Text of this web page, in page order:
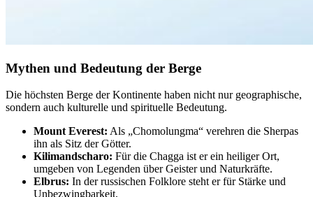
Mythen und Bedeutung der Berge
Die höchsten Berge der Kontinente haben nicht nur geographische,
sondern auch kulturelle und spirituelle Bedeutung.
Mount Everest: Als „Chomolungma“ verehren die Sherpas
ihn als Sitz der Götter.
Kilimandscharo: Für die Chagga ist er ein heiliger Ort,
umgeben von Legenden über Geister und Naturkräfte.
Elbrus: In der russischen Folklore steht er für Stärke und
Unbezwingbarkeit.